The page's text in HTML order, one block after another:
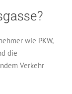
wie PKW,
die
Verkehr